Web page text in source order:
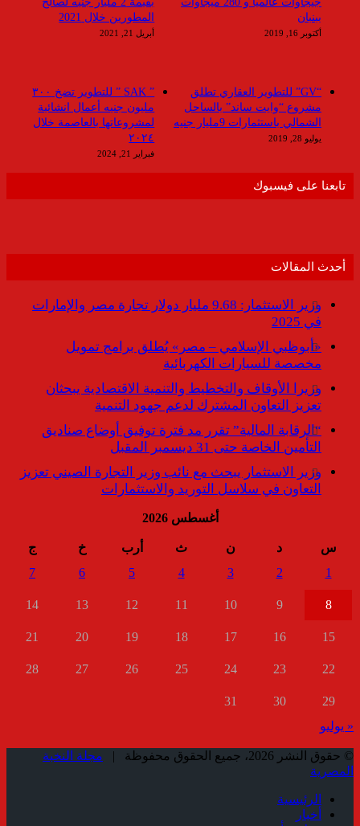
المطورين خلال 2021
أبريل 21, 2021
ببنبان
أكتوبر 16, 2019
” SAK ” للتطوير تضخ ٣٠٠
مليون جنيه أعمال انشائية
لمشروعاتها بالعاصمة خلال
٢٠٢٤
فبراير 21, 2024
“GV” للتطوير العقاري تطلق
مشروع “وايت ساند” بالساحل
الشمالي باستثمارات 9مليار جنيه
يوليو 28, 2019
تابعنا على فيسبوك
أحدث المقالات
وزير الاستثمار: 9.68 مليار دولار تجارة مصر والإمارات
في 2025
«أبوظبي الإسلامي – مصر» يُطلق برامج تمويل
مخصصة للسيارات الكهربائية
وزيرا الأوقاف والتخطيط والتنمية الاقتصادية يبحثان
تعزيز التعاون المشترك لدعم جهود التنمية
“الرقابة المالية” تقرر مد فترة توفيق أوضاع صناديق
التأمين الخاصة حتى 31 ديسمبر المقبل
وزير الاستثمار يبحث مع نائب وزير التجارة الصيني تعزيز
التعاون في سلاسل التوريد والاستثمارات
أغسطس 2026
س د ن ث أرب خ
ج
1
2
3
4
5
6
7
8
9
10
11
12
13
14
15
16
17
18
19
20
21
22
23
24
25
26
27
28
29
30
31
« يوليو
© حقوق النشر 2026، جميع الحقوق محفوظة |
مجلة النخبة
المصرية
الرئيسية
أخبار